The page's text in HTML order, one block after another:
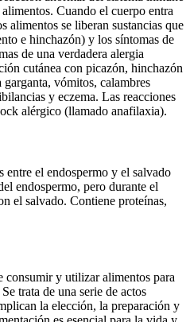
Cuando el cuerpo entra
alimentos se liberan sustancias que
e hinchazón) y los síntomas de
de una verdadera alergia
cutánea con picazón, hinchazón
vómitos, calambres
y eczema. Las reacciones
alérgico (llamado anafilaxia).
entre el endospermo y el salvado
endospermo, pero durante el
el salvado. Contiene proteínas,
consumir y utilizar alimentos para
trata de una serie de actos
la elección, la preparación y